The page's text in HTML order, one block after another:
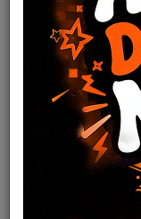
KIT 3 en 1 Teclado,
16,98 USD